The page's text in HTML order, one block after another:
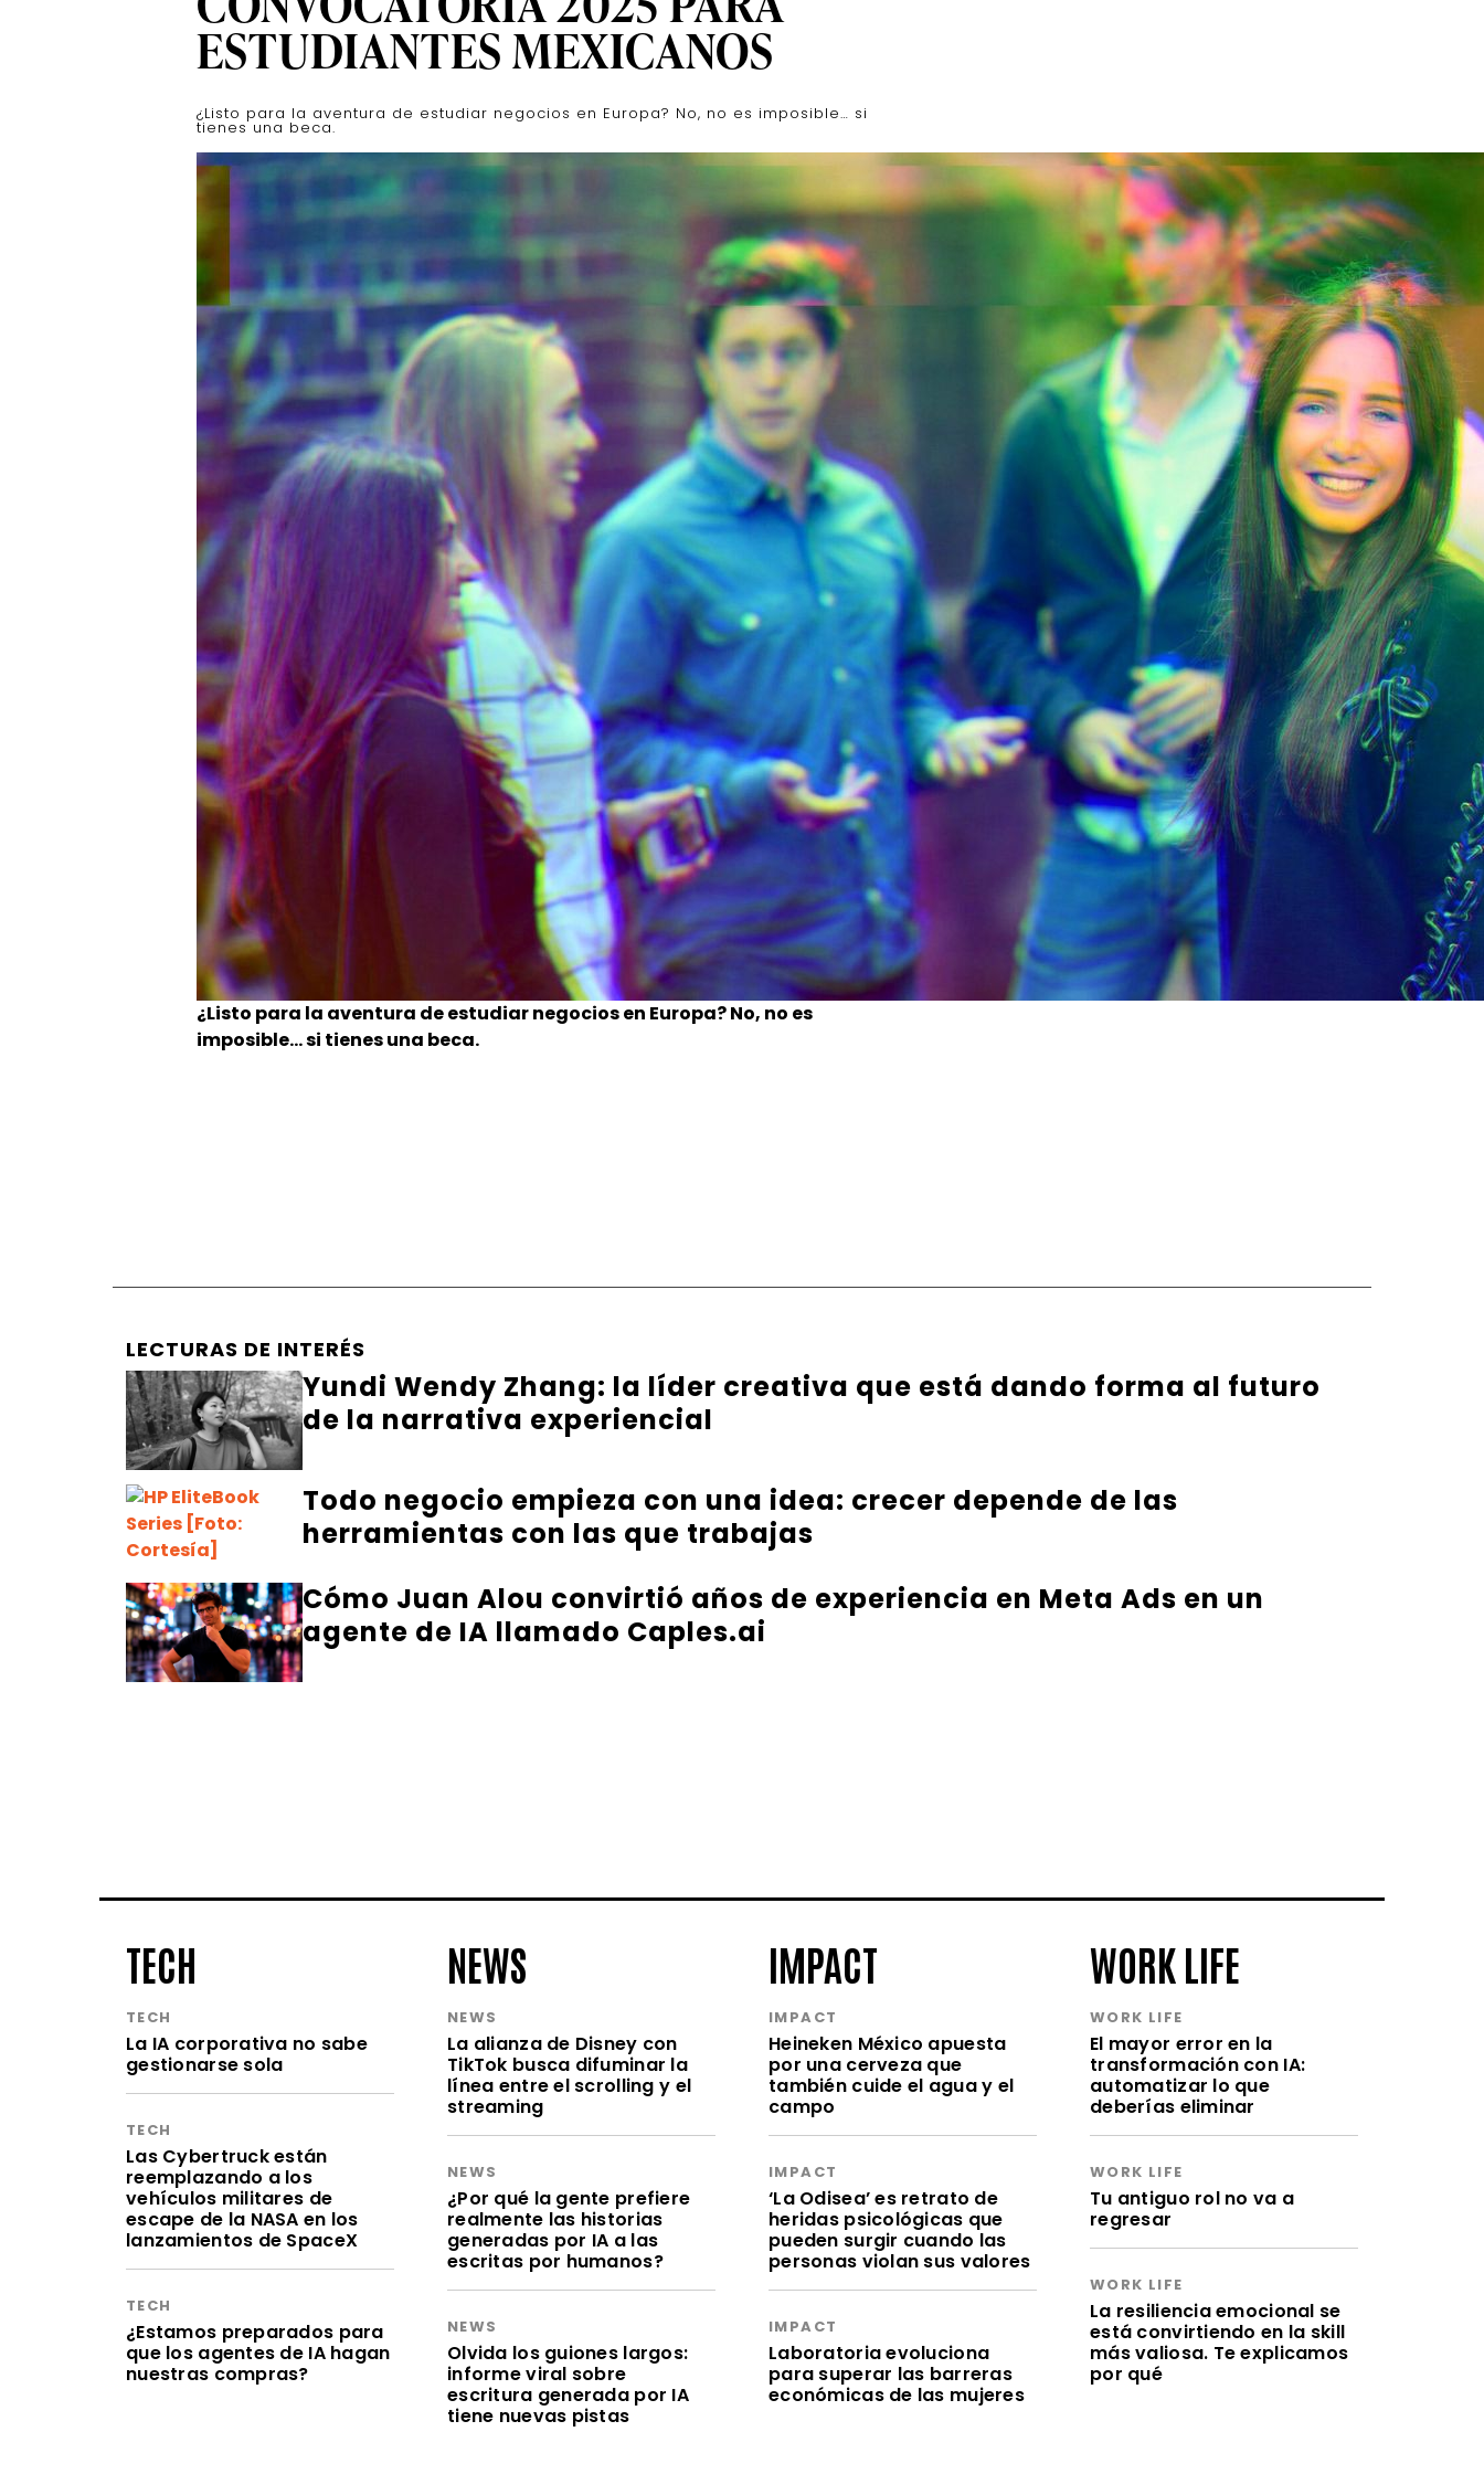
ESTUDIANTES MEXICANOS
¿Listo para la aventura de estudiar negocios en Europa? No, no es imposible… si
tienes una beca.
¿Listo para la aventura de estudiar negocios en Europa? No, no es
imposible… si tienes una beca.
LECTURAS DE INTERÉS
Yundi Wendy Zhang: la líder creativa que está dando forma al futuro
de la narrativa experiencial
Todo negocio empieza con una idea: crecer depende de las
herramientas con las que trabajas
Cómo Juan Alou convirtió años de experiencia en Meta Ads en un
agente de IA llamado Caples.ai
TECH
TECH
La IA corporativa no sabe
gestionarse sola
TECH
Las Cybertruck están
reemplazando a los
vehículos militares de
escape de la NASA en los
lanzamientos de SpaceX
TECH
¿Estamos preparados para
que los agentes de IA hagan
nuestras compras?
NEWS
NEWS
La alianza de Disney con
TikTok busca difuminar la
línea entre el scrolling y el
streaming
NEWS
¿Por qué la gente prefiere
realmente las historias
generadas por IA a las
escritas por humanos?
NEWS
Olvida los guiones largos:
informe viral sobre
escritura generada por IA
tiene nuevas pistas
IMPACT
IMPACT
Heineken México apuesta
por una cerveza que
también cuide el agua y el
campo
IMPACT
‘La Odisea’ es retrato de
heridas psicológicas que
pueden surgir cuando las
personas violan sus valores
IMPACT
Laboratoria evoluciona
para superar las barreras
económicas de las mujeres
WORK LIFE
WORK LIFE
El mayor error en la
transformación con IA:
automatizar lo que
deberías eliminar
WORK LIFE
Tu antiguo rol no va a
regresar
WORK LIFE
La resiliencia emocional se
está convirtiendo en la skill
más valiosa. Te explicamos
por qué